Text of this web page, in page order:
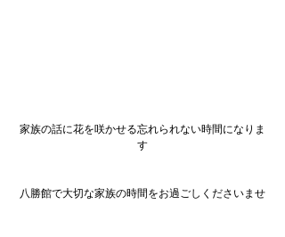
家族の話に花を咲かせる忘れられない時間になりま
す
八勝館で大切な家族の時間をお過ごしくださいませ